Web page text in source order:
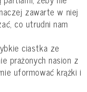
zawarte w niej
co utrudni nam
ciastka ze
prażonych nasion z
uformować krążki i